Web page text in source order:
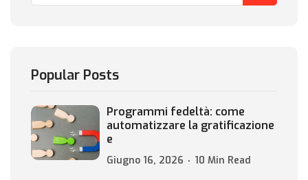
Popular Posts
Programmi fedeltà: come
automatizzare la gratificazione
e
Giugno 16, 2026 10 Min Read